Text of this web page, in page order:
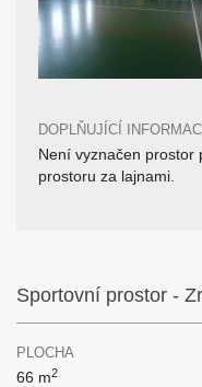
DOPLŇUJÍCÍ
Není vyznačen prostor
prostoru za lajnami.
Sportovní prostor -
PLOCHA
66 m2